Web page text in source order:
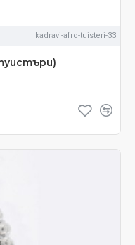
kadravi-afro-tuisteri-33